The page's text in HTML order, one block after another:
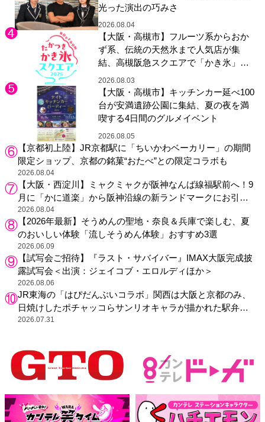
光った演出の巧みさ
2026.08.04
【大阪・高槻市】フルーツ系からおか
ず系、伝統の天然氷まで人気店が集
結、高槻阪急スクエアで「かき氷」祭
り
2026.08.03
【大阪・高槻市】キッチンカー延べ100
台が安満遺跡公園に集結、夏の夜を満
喫する4日間のグルメイベント
2026.08.05
【京都初上陸】JR京都駅に「ちいかわベーカリー」の期間
限定ショップ、京都の銘菓“おたべ”との限定コラボも
2026.08.04
【大阪・西淀川】ミャクミャクが阪神なんば線福駅前へ！9
月に「かに道楽」から阪神沿線の新ランドマークにお引っ
越し
2026.08.04
【2026年最新】そうめんの聖地・奈良＆兵庫で楽しむ、夏
のおいしい体験「流しそうめん体験」おすすめ3選
2026.06.09
【試写会ご招待】『ラスト・サバイバー』IMAX大阪完成披
露試写会＜出演：ジェイコブ・エロルディほか＞
2026.08.06
JR東海の「はぴだんぶいコラボ」関西は大阪と京都のみ、
日焼けしたポチャッコらサンリオキャラが描かれた駅弁や
グッズが登場
2026.07.31